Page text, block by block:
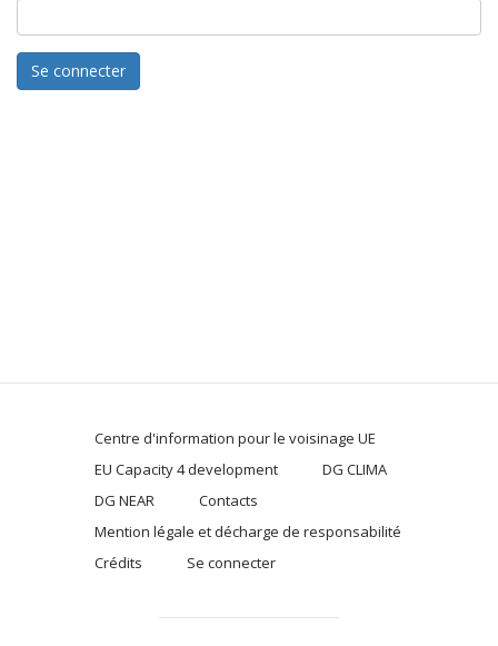
Se connecter
Centre d'information pour le voisinage UE
EU Capacity 4 development
DG CLIMA
DG NEAR
Contacts
Mention légale et décharge de responsabilité
Crédits
Se connecter